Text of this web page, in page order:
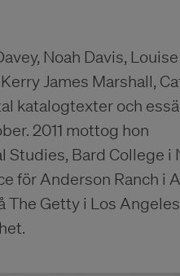
Noah Davis, Louise
James Marshall,
katalogtexter och
2011 mottog hon
Studies, Bard College i
för Anderson Ranch i
Getty i Los